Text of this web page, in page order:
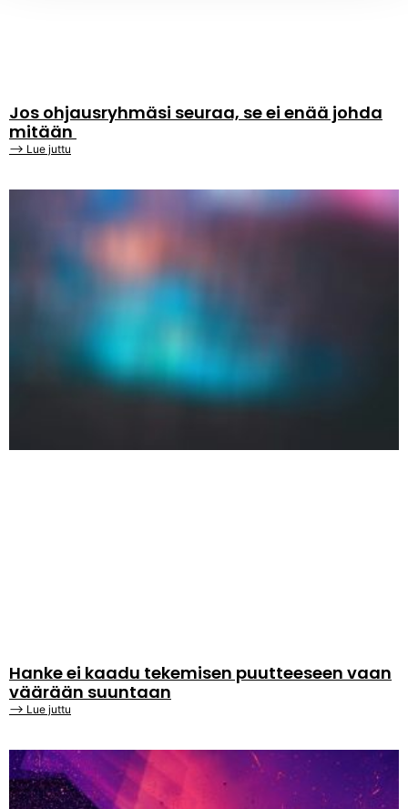
Jos ohjausryhmäsi seuraa, se ei enää johda
mitään
⟶ Lue juttu
Hanke ei kaadu tekemisen puutteeseen vaan
väärään suuntaan
⟶ Lue juttu